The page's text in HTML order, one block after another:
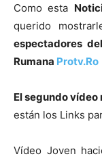
Como esta
querido
espectadores
Rumana Protv.Ro
El segundo vídeo
están los Links
Vídeo Joven